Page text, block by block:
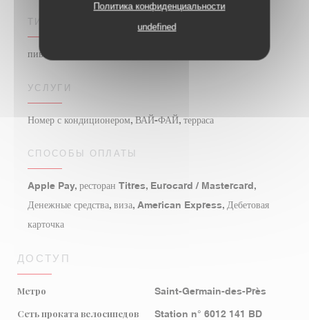
Политика конфиденциальности
undefined
ТИП ЗАВЕДЕНИЯ
пивной бар
УСЛУГИ
Номер с кондиционером, ВАЙ-ФАЙ, терраса
СПОСОБЫ ОПЛАТЫ
Apple Pay, ресторан Titres, Eurocard / Mastercard,
Денежные средства, виза, American Express, Дебетовая
карточка
ДОСТУП
Метро
Saint-Germain-des-Près
Сеть проката велосипедов
Station n° 6012 141 BD